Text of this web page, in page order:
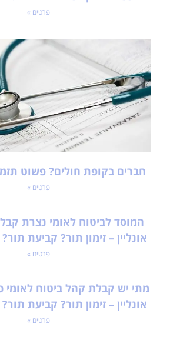
פרטים »
חברים בקופת חולים? פשוט
פרטים »
המוסד לביטוח לאומי נצרת
אונליין – זימון תור? קביעת
פרטים »
מתי יש קבלת קהל ביטוח לאומי
אונליין – זימון תור? קביעת
פרטים »